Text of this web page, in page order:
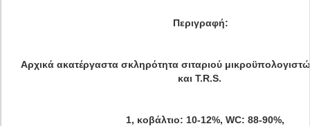
Περιγραφή:
Αρχικά ακατέργαστα σκληρότητα σιταριού
και T.R.S.
1, κοβάλτιο: 10-12%, WC: 88-90%,